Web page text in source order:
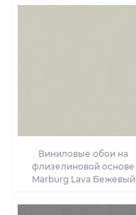
Виниловые обои на
флизелиновой основе
Marburg Lava Бежевый